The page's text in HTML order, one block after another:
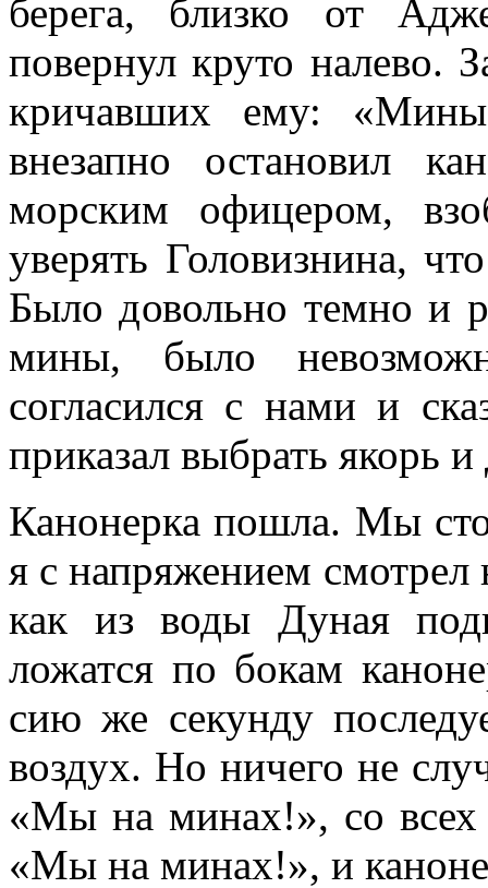
берега, близко от
повернул круто налево.
кричавших ему:
внезапно остановил
морским офицером,
уверять Головизнина,
Было довольно темно и
мины, было
согласился с нами и
приказал выбрать якорь
Канонерка пошла. Мы
я с напряжением смотрел
как из воды Дуная
ложатся по бокам
сию же секунду
воздух. Но ничего не
«Мы на минах!», со всех
«Мы на минах!», и